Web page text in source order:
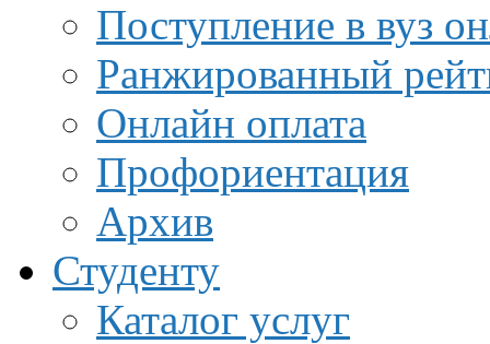
Поступление в вуз
Ранжированный
Онлайн оплата
Профориентация
Архив
Студенту
Каталог услуг